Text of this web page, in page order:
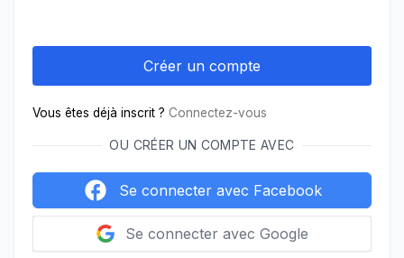
Vous êtes déjà inscrit ? Connectez-vous
OU CRÉER UN COMPTE AVEC
Se connecter avec Facebook
Se connecter avec Google